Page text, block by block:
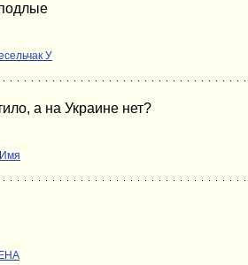
У
а на Украине нет?
Имя